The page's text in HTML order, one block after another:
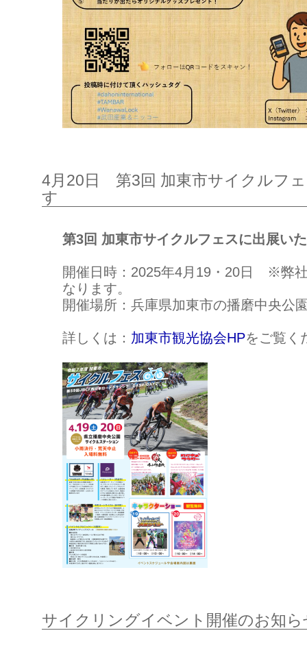
4月20日 第3回 加東市サイクルフ
す
第3回 加東市サイクルフェスに出展い
開催日時：2025年4月19・20日 ※弊
なります。
開催場所：兵庫県加東市の播磨中央公
詳しくは： 加東市観光協会HPをご覧く
サイクリングイベント開催のお知